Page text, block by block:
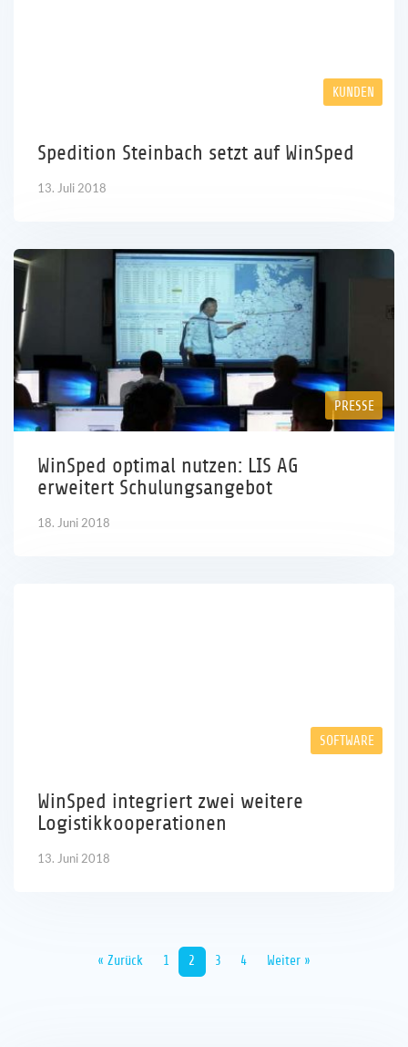
KUNDEN
Spedition Steinbach setzt auf WinSped
13. Juli 2018
PRESSE
WinSped optimal nutzen: LIS AG
erweitert Schulungsangebot
18. Juni 2018
SOFTWARE
WinSped integriert zwei weitere
Logistikkooperationen
13. Juni 2018
« Zurück 1 2 3 4 Weiter »